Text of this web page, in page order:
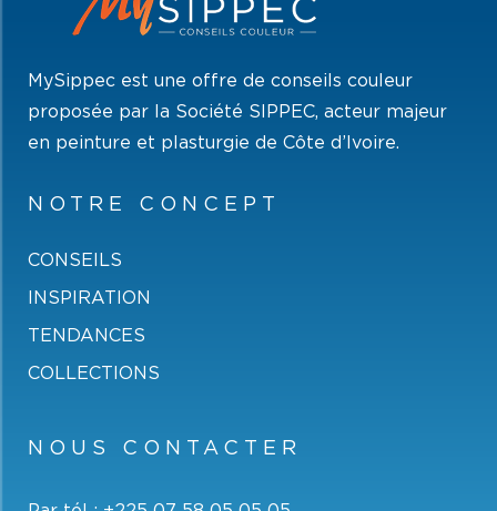
MySippec est une offre de conseils couleur
proposée par la Société SIPPEC, acteur majeur
en peinture et plasturgie de Côte d’Ivoire.
NOTRE CONCEPT
CONSEILS
INSPIRATION
TENDANCES
COLLECTIONS
NOUS CONTACTER